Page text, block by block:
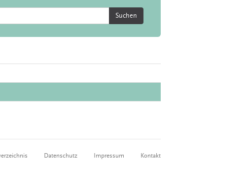
Suchen
Datenschutz Impressum Kontakt